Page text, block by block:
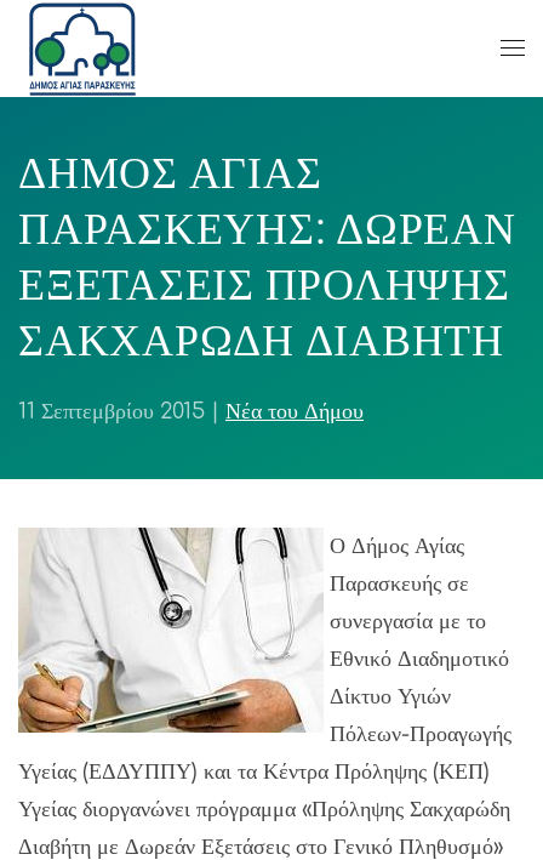
ΔΗΜΟΣ ΑΓΙΑΣ
ΠΑΡΑΣΚΕΥΗΣ: ΔΩΡΕΑΝ
ΕΞΕΤΑΣΕΙΣ ΠΡΟΛΗΨΗΣ
ΣΑΚΧΑΡΩΔΗ ΔΙΑΒΗΤΗ
11 Σεπτεμβρίου 2015 Νέα του Δήμου
Ο Δήμος Αγίας
Παρασκευής σε
συνεργασία με το
Εθνικό Διαδημοτικό
Δίκτυο Υγιών
Πόλεων-Προαγωγής
Υγείας (ΕΔΔΥΠΠΥ) και τα Κέντρα Πρόληψης (ΚΕΠ)
Υγείας διοργανώνει πρόγραμμα «Πρόληψης Σακχαρώδη
Διαβήτη με Δωρεάν Εξετάσεις στο Γενικό Πληθυσμό»